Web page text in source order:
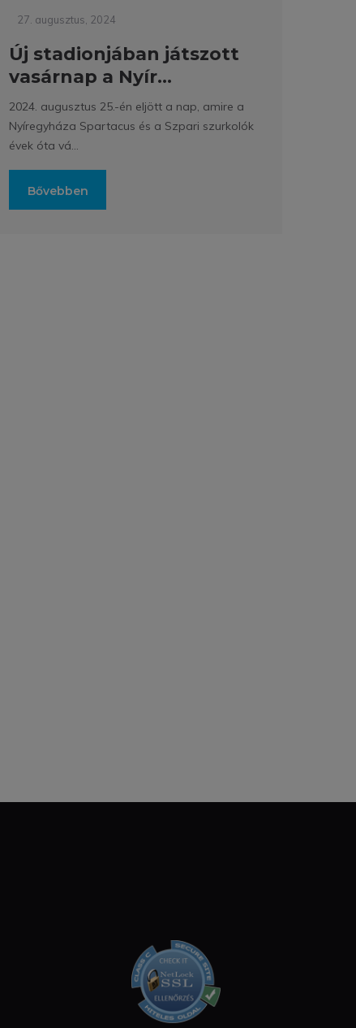
27. augusztus, 2024
Új stadionjában játszott
vasárnap a Nyír...
2024. augusztus 25.-én eljött a nap, amire a
Nyíregyháza Spartacus és a Szpari szurkolók
évek óta vá...
Bővebben